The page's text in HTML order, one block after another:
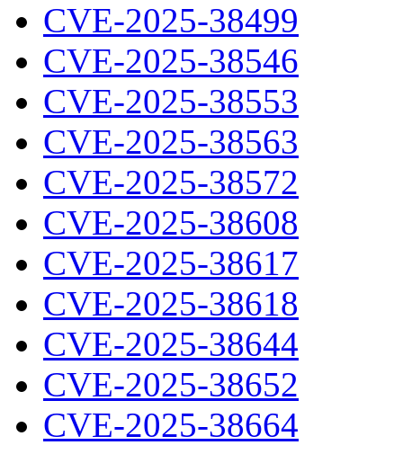
CVE-2025-38499
CVE-2025-38546
CVE-2025-38553
CVE-2025-38563
CVE-2025-38572
CVE-2025-38608
CVE-2025-38617
CVE-2025-38618
CVE-2025-38644
CVE-2025-38652
CVE-2025-38664